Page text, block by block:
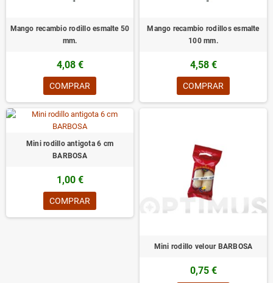
Mango recambio rodillo esmalte 50
mm.
4,08 €
COMPRAR
Mango recambio rodillos esmalte
100 mm.
4,58 €
COMPRAR
Mini rodillo antigota 6 cm
BARBOSA
1,00 €
COMPRAR
Mini rodillo velour BARBOSA
0,75 €